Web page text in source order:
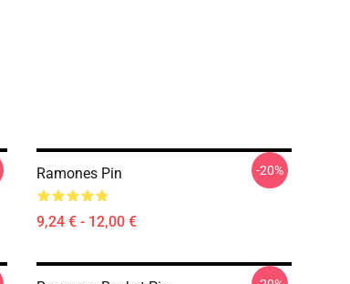
Ramones Pin
9,24 € - 12,00 €
-20%